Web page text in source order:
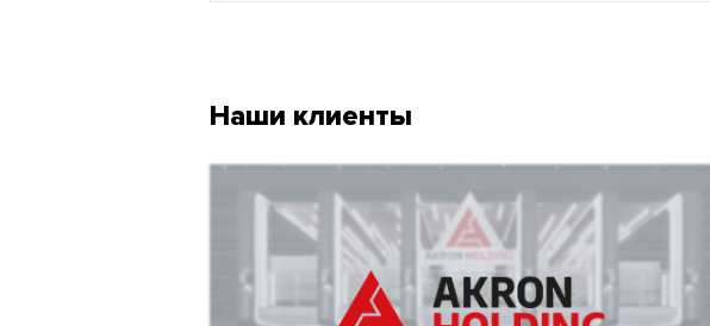
Наши клиенты